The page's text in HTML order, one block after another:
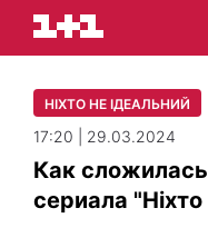
НІХТО НЕ ІДЕАЛЬНИЙ
17:20 | 29.03.2024
Как
сериала